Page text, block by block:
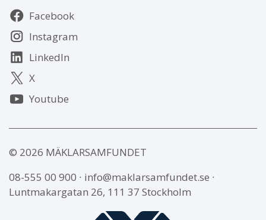
Följ
oss Facebook
Instagram
LinkedIn
X
Youtube
© 2026 MÄKLARSAMFUNDET
08-555 00 900 ∙ info@maklarsamfundet.se ∙
Luntmakargatan 26, 111 37 Stockholm